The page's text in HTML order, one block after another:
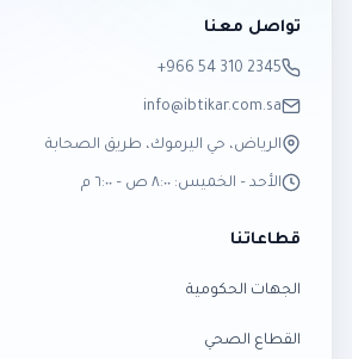
تواصل معنا
‎+966 54 310 2345
info@ibtikar.com.sa
الرياض، حي اليرموك، طريق الصحابة
الأحد – الخميس: ٨:٠٠ ص – ٦:٠٠ م
قطاعاتنا
الجهات الحكومية
القطاع الصحي